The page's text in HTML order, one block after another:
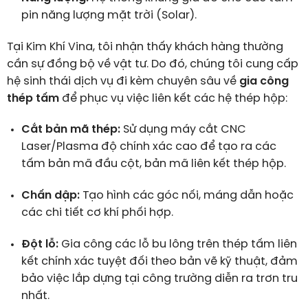
pin năng lượng mặt trời (Solar).
Tại Kim Khí Vina, tôi nhận thấy khách hàng thường
cần sự đồng bộ về vật tư. Do đó, chúng tôi cung cấp
hệ sinh thái dịch vụ đi kèm chuyên sâu về gia công
thép tấmđể phục vụ việc liên kết các hệ thép hộp:
Cắt bản mã thép:Sử dụng máy cắt CNC
Laser/Plasma độ chính xác cao để tạo ra các
tấm bản mã đầu cột, bản mã liên kết thép hộp.
Chấn dập:Tạo hình các góc nối, máng dẫn hoặc
các chi tiết cơ khí phối hợp.
Đột lỗ:Gia công các lỗ bu lông trên thép tấm liên
kết chính xác tuyệt đối theo bản vẽ kỹ thuật, đảm
bảo việc lắp dựng tại công trường diễn ra trơn tru
nhất.